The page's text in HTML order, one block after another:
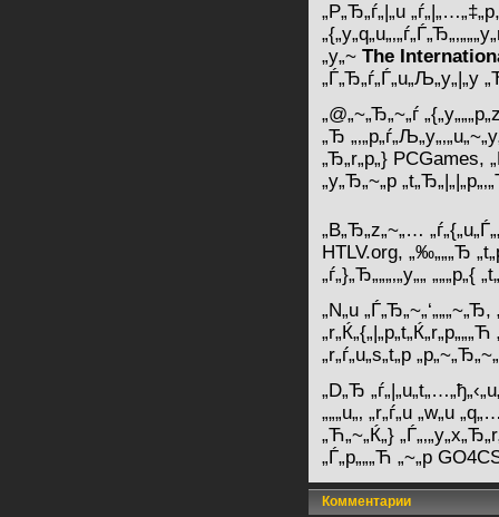
„P„Ђ„ѓ„|„u „ѓ„|„…„‡„p,
„y„~ The
„Ѓ„Ђ„ѓ„Ѓ„u„Љ„y„|„y
„@„~„Ђ„~„ѓ
„Ђ
„Ђ„r„p„} PCGames,
„y„Ђ„~„p
„B„Ђ„z„~„…
HTLV.org, „‰„„„Ђ
„ѓ„}„Ђ„„„‚„y„„
„N„u
„r„ѓ„u„s„t„p
„D„Ђ
„„„u„‚ „r„ѓ„u „w„u
„Ћ„~„Ќ„}
„Ѓ„p„„„Ћ „~„p
Комментарии